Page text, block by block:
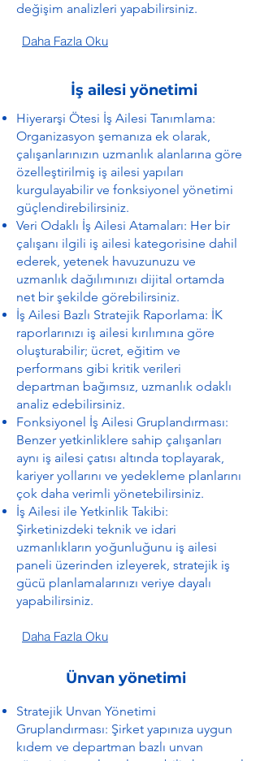
değişim analizleri yapabilirsiniz.
Daha Fazla Oku
İş ailesi yönetimi
Hiyerarşi Ötesi İş Ailesi Tanımlama:
Organizasyon şemanıza ek olarak,
çalışanlarınızın uzmanlık alanlarına göre
özelleştirilmiş iş ailesi yapıları
kurgulayabilir ve fonksiyonel yönetimi
güçlendirebilirsiniz.
Veri Odaklı İş Ailesi Atamaları: Her bir
çalışanı ilgili iş ailesi kategorisine dahil
ederek, yetenek havuzunuzu ve
uzmanlık dağılımınızı dijital ortamda
net bir şekilde görebilirsiniz.
İş Ailesi Bazlı Stratejik Raporlama: İK
raporlarınızı iş ailesi kırılımına göre
oluşturabilir; ücret, eğitim ve
performans gibi kritik verileri
departman bağımsız, uzmanlık odaklı
analiz edebilirsiniz.
Fonksiyonel İş Ailesi Gruplandırması:
Benzer yetkinliklere sahip çalışanları
aynı iş ailesi çatısı altında toplayarak,
kariyer yollarını ve yedekleme planlarını
çok daha verimli yönetebilirsiniz.
İş Ailesi ile Yetkinlik Takibi:
Şirketinizdeki teknik ve idari
uzmanlıkların yoğunluğunu iş ailesi
paneli üzerinden izleyerek, stratejik iş
gücü planlamalarınızı veriye dayalı
yapabilirsiniz.
Daha Fazla Oku
Ünvan yönetimi
Stratejik Unvan Yönetimi
Gruplandırması: Şirket yapınıza uygun
kıdem ve departman bazlı unvan